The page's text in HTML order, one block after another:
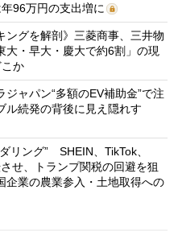
96万円の支出増に
ングを解剖》三菱商事、三井物
大・早大・慶大で約6割」の現
か
ジャパン“多額のEV補助金”で注
続発の背後に見え隠れす
リング” SHEIN、TikTok、
せ、トランプ関税の回避を狙
業の農業参入・土地取得への